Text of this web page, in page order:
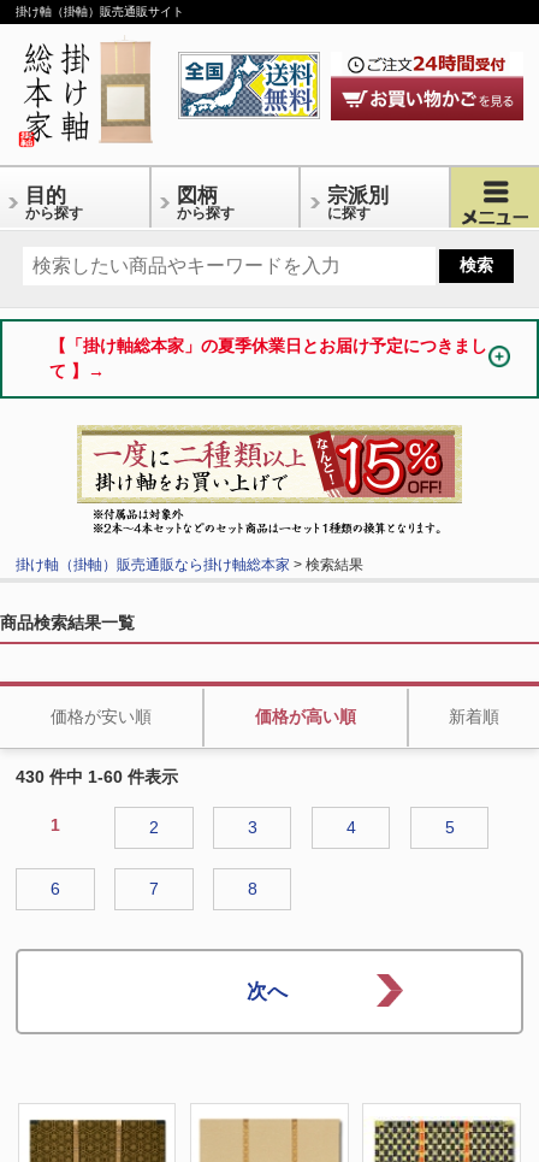
掛け軸（掛軸）販売通販サイト
目的
から探す
図柄
から探す
宗派別
に探す
【「掛け軸総本家」の夏季休業日とお届け予定につきまし
て 】→
掛け軸（掛軸）販売通販なら掛け軸総本家 > 検索結果
商品検索結果一覧
価格が安い順 価格が高い順 新着順
430 件中 1-60 件表示
1 2 3 4 5
6 7 8